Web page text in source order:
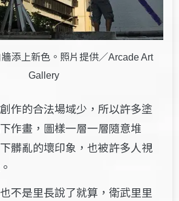
添上新色。照片提供／Arcade Art
Gallery
作的合法場域少，所以許多塗
作畫，圖樣一層一層隨意堆
髒亂的壞印象，也被許多人視
不是里長說了就算，衛武里里